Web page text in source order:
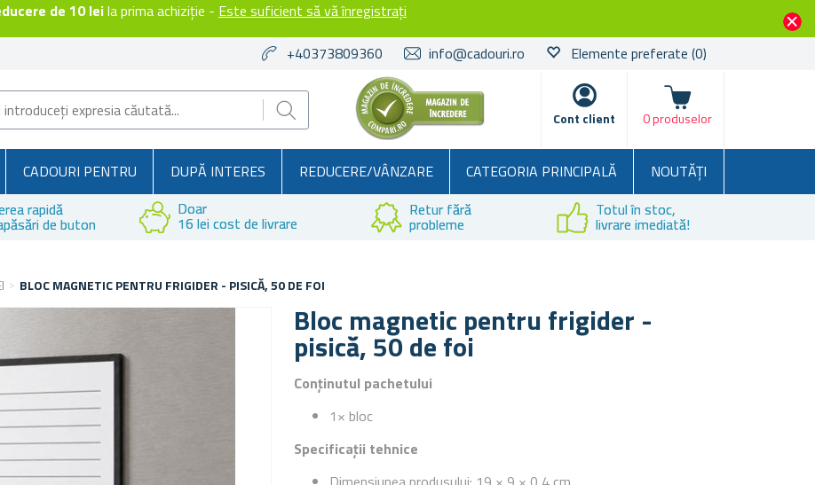
de 10 leila prima achiziție - Este suficient să vă înregistrați
+40373809360
info@cadouri.ro Elemente preferate (0)
Cont client
Coșul
0 produselor
CADOURI PENTRU DUPĂ INTERES REDUCERE/VÂNZARE CATEGORIA PRINCIPALĂ
NOUTĂȚI
rapidă
de buton
Doar
16 lei cost de livrare
Retur fără
probleme
Totul în stoc,
livrare imediată!
BLOC MAGNETIC PENTRU FRIGIDER - PISICĂ, 50 DE FOI
Bloc magnetic pentru frigider -
pisică, 50 de foi
Conținutul pachetului
1× bloc
Specificații tehnice